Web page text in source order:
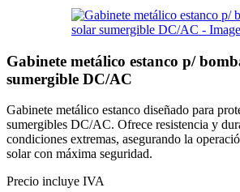
Gabinete metálico estanco p/
sumergible DC/AC
Gabinete metálico estanco diseñado para
sumergibles DC/AC. Ofrece resistencia y
condiciones extremas, asegurando la
solar con máxima seguridad.
Precio incluye IVA